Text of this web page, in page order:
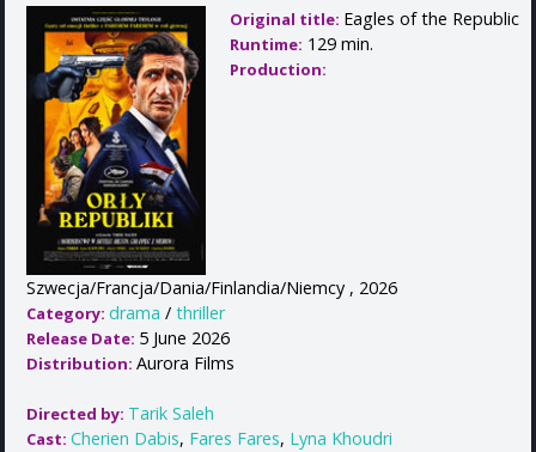
Original title: Eagles of the Republic
Runtime: 129 min.
Production:
Szwecja/Francja/Dania/Finlandia/Niemcy , 2026
Category: drama / thriller
Release Date: 5 June 2026
Distribution: Aurora Films
Directed by: Tarik Saleh
Cast: Cherien Dabis, Fares Fares, Lyna Khoudri